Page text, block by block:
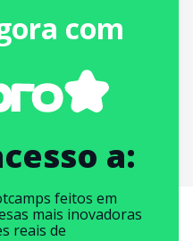
com
a:
feitos em
mais inovadoras
reais de